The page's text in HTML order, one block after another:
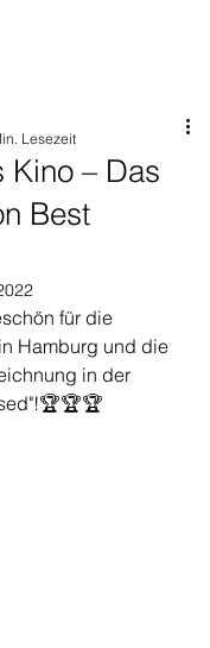
Kino – Das
Best
Lesezeit
für die
Hamburg und die
in der